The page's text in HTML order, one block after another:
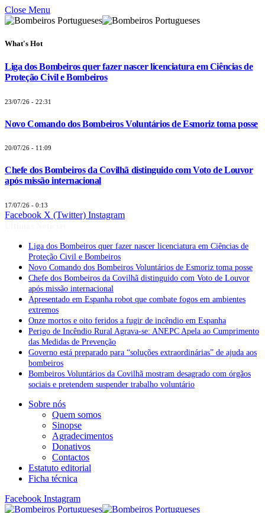
Close Menu
What's Hot
Liga dos Bombeiros quer fazer nascer licenciatura em Ciências de
Proteção Civil e Bombeiros
23/07/26 - 22:31
Novo Comando dos Bombeiros Voluntários de Esmoriz toma posse
20/07/26 - 11:09
Chefe dos Bombeiros da Covilhã distinguido com Voto de Louvor
após missão internacional
17/07/26 - 0:13
Facebook X (Twitter) Instagram
Liga dos Bombeiros quer fazer nascer licenciatura em Ciências de
Proteção Civil e Bombeiros
Novo Comando dos Bombeiros Voluntários de Esmoriz toma posse
Chefe dos Bombeiros da Covilhã distinguido com Voto de Louvor
após missão internacional
Apresentado em Espanha robot que combate fogos em ambientes
extremos
Onze mortos e oito feridos a fugir de incêndio em Espanha
Perigo de Incêndio Rural Agrava-se: ANEPC Apela ao Cumprimento
das Medidas de Prevenção
Governo está preparado para “soluções extraordinárias” de ajuda aos
bombeiros
Bombeiros Voluntários da Covilhã mostram desagrado com órgãos
sociais e pretendem suspender trabalho voluntário
Sobre nós
Quem somos
Sinopse
Agradecimentos
Donativos
Contactos
Estatuto editorial
Ficha técnica
Facebook Instagram